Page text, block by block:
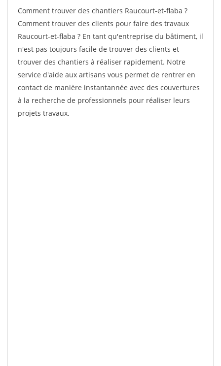
Comment trouver des chantiers Raucourt-et-flaba ?
Comment trouver des clients pour faire des travaux
Raucourt-et-flaba ? En tant qu'entreprise du bâtiment, il
n'est pas toujours facile de trouver des clients et
trouver des chantiers à réaliser rapidement. Notre
service d'aide aux artisans vous permet de rentrer en
contact de manière instantannée avec des couvertures
à la recherche de professionnels pour réaliser leurs
projets travaux.